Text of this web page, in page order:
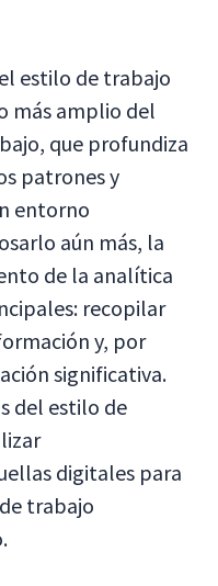
estilo de trabajo
más amplio del
que profundiza
patrones y
entorno
aún más, la
de la analítica
recopilar
y, por
significativa.
del estilo de
digitales para
trabajo